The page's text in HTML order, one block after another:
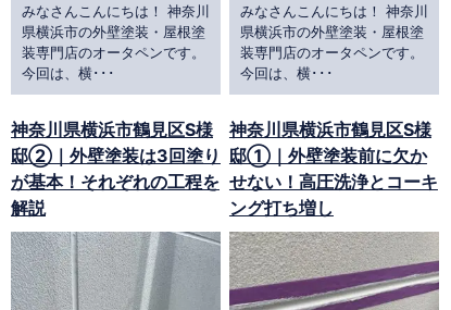
みなさんこんにちは！ 神奈川
県横浜市の外壁塗装・屋根塗
装専門店のオータペンです。
今回は、横･･･
みなさんこんにちは！ 神奈川
県横浜市の外壁塗装・屋根塗
装専門店のオータペンです。
今回は、横･･･
神奈川県横浜市鶴見区S様
邸②｜外壁塗装は3回塗り
が基本！それぞれの工程を
解説
神奈川県横浜市鶴見区S様
邸①｜外壁塗装前に欠か
せない！高圧洗浄とコーキ
ング打ち増し